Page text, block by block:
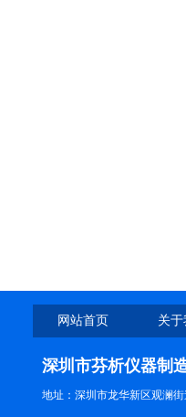
网站首页 关
深圳市芬析仪器制
地址：深圳市龙华新区观澜